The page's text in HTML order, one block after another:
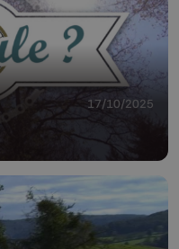
17/10/2025